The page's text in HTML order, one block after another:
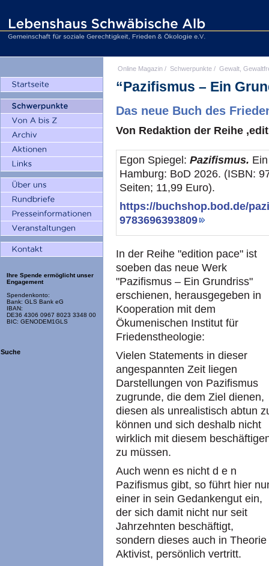
Ihre Spende ermöglicht unser
Engagement
Spendenkonto:
Bank: GLS Bank eG
IBAN:
DE36 4306 0967 8023 3348 00
BIC: GENODEM1GLS
Suche
Online Magazin / Schwerpunkte / Gewalt,
“Pazifismus – Ein
Das neue Buch des
Von Redaktion der Reihe
Egon Spiegel: Pazifismus.
Hamburg: BoD 2026. (ISBN:
Seiten; 11,99 Euro).
https://buchshop.bod.de/
9783696393809
In der Reihe "edition pace" ist
soeben das neue Werk
"Pazifismus – Ein Grundriss"
erschienen, herausgegeben in
Kooperation mit dem
Ökumenischen Institut für
Friedenstheologie:
Vielen Statements in dieser
angespannten Zeit liegen
Darstellungen von Pazifismus
zugrunde, die dem Ziel dienen,
diesen als unrealistisch abtun
können und sich deshalb nicht
wirklich mit diesem
zu müssen.
Auch wenn es nicht d e n
Pazifismus gibt, so führt hier
einer in sein Gedankengut ein,
der sich damit nicht nur seit
Jahrzehnten beschäftigt,
sondern dieses auch in
Aktivist, persönlich vertritt.